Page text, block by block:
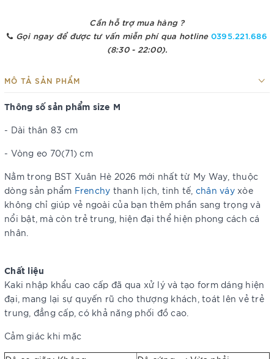
Cần hỗ trợ mua hàng ?
Gọi ngay để được tư vấn miễn phí qua hotline 0395.221.686
(8:30 - 22:00).
MÔ TẢ SẢN PHẨM
Thông số sản phẩm size M
- Dài thân 83 cm
- Vòng eo 70(71) cm
Nằm trong BST Xuân Hè 2026 mới nhất từ My Way, thuộc
dòng sản phẩm Frenchy thanh lịch, tinh tế, chân váyxòe
không chỉ giúp vẻ ngoài của bạn thêm phần sang trọng và
nổi bật, mà còn trẻ trung, hiện đại thể hiện phong cách cá
nhân.
Chất liệu
Kaki nhập khẩu cao cấp đã qua xử lý và tạo form dáng hiện
đại, mang lại sự quyến rũ cho thượng khách, toát lên vẻ trẻ
trung, đẳng cấp, có khả năng phối đồ cao.
Cảm giác khi mặc